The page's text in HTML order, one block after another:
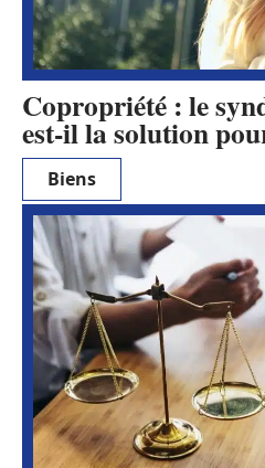
Copropriété : le
est-il la solution
Biens